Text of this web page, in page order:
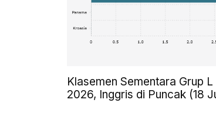
Klasemen Sementara Grup L
2026, Inggris di Puncak (18